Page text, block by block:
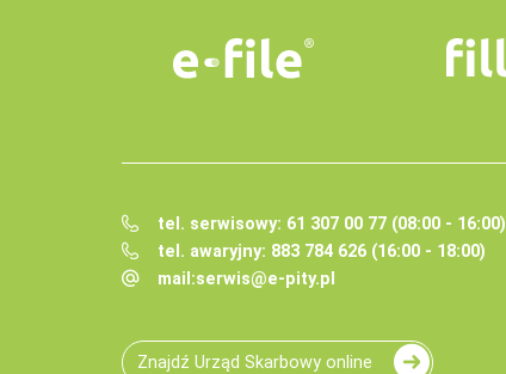
tel. serwisowy: 61 307 00 77 (08:00 - 16:00)
tel. awaryjny: 883 784 626 (16:00 - 18:00)
mail:serwis@e-pity.pl
Znajdź Urząd Skarbowy online